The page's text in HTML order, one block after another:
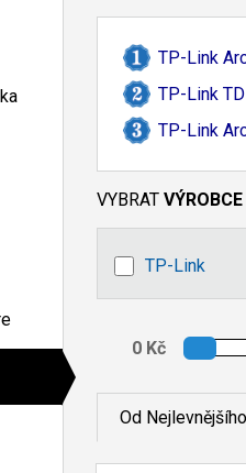
TP-Link
TP-Link
TP-Link
VYBRAT VÝROBCE
TP-Link
Od Nejlevnějšího